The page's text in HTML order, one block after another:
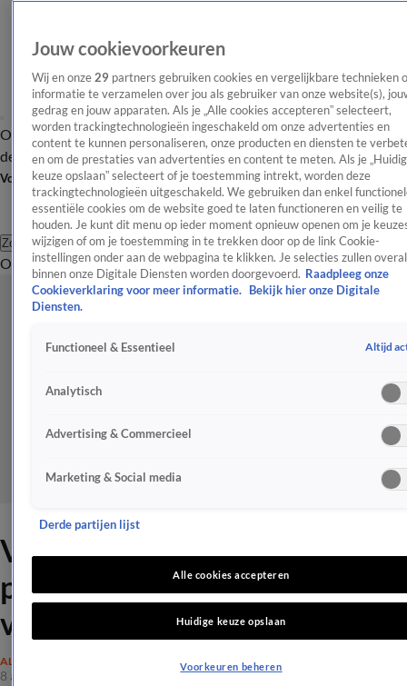
OverzichtAfleveringen Entertainment TV Algemeen
Tip
de redactieNieuwsbrief
Volg Shownieuws
Zoeken
OverzichtEntertainmentSpraakmakendRealityCrimeVideo's
Victoria Koblenko
presenteert benefietconcert
voor Oekraïne
ALGEMEEN
8 apr 2022, 18:48
Jouw cookievoorkeuren
Wij en onze 29 partners gebruiken cookies en vergelijkbare technieken
informatie te verzamelen over jou als gebruiker van onze website(s),
gedrag en jouw apparaten. Als je „Alle cookies accepteren” selecteert,
worden trackingtechnologieën ingeschakeld om onze advertenties en
content te kunnen personaliseren, onze producten en diensten te
en om de prestaties van advertenties en content te meten. Als je
keuze opslaan” selecteert of je toestemming intrekt, worden deze
trackingtechnologieën uitgeschakeld. We gebruiken dan enkel
essentiële cookies om de website goed te laten functioneren en veilig te
houden. Je kunt dit menu op ieder moment opnieuw openen om je
wijzigen of om je toestemming in te trekken door op de link Cookie-
instellingen onder aan de webpagina te klikken. Je selecties zullen overal
binnen onze Digitale Diensten worden doorgevoerd. Raadpleeg onze
Cookieverklaring voor meer informatie.
Bekijk hier onze Digitale
Diensten.
Functioneel & Essentieel Altijd
Analytisch
Advertising & Commercieel
Marketing & Social media
Derde partijen lijst
Alle cookies accepteren
Huidige keuze opslaan
Voorkeuren beheren